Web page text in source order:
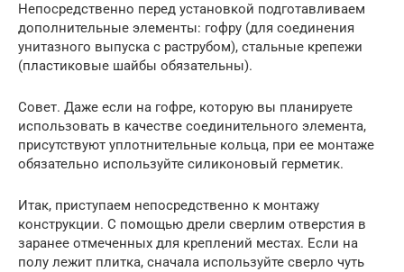
Непосредственно перед установкой подготавливаем
дополнительные элементы: гофру (для соединения
унитазного выпуска с раструбом), стальные крепежи
(пластиковые шайбы обязательны).
Совет. Даже если на гофре, которую вы планируете
использовать в качестве соединительного элемента,
присутствуют уплотнительные кольца, при ее монтаже
обязательно используйте силиконовый герметик.
Итак, приступаем непосредственно к монтажу
конструкции. С помощью дрели сверлим отверстия в
заранее отмеченных для креплений местах. Если на
полу лежит плитка, сначала используйте сверло чуть